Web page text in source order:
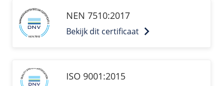
NEN 7510:2017
Bekijk dit certificaat
ISO 9001:2015